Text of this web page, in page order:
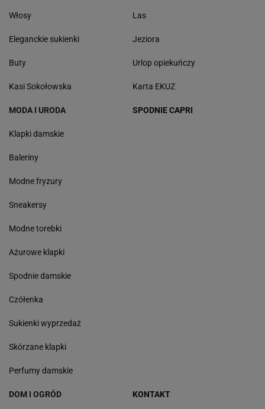
Włosy
Eleganckie sukienki
Buty
Kasi Sokołowska
Las
Jeziora
Urlop opiekuńczy
Karta EKUZ
MODA I URODA
Klapki damskie
Baleriny
Modne fryzury
Sneakersy
Modne torebki
Ażurowe klapki
Spodnie damskie
Czółenka
Sukienki wyprzedaż
Skórzane klapki
Perfumy damskie
SPODNIE CAPRI
DOM I OGRÓD KONTAKT